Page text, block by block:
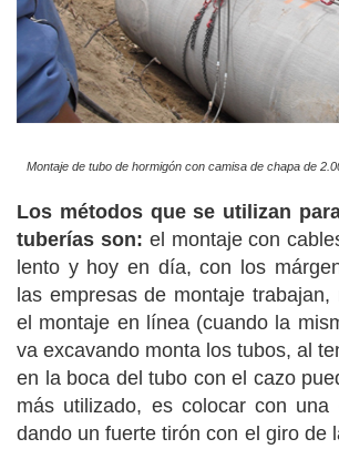
Montaje de tubo de hormigón con camisa de chapa de
Los métodos que se utilizan
tuberías son: el montaje con
lento y hoy en día, con los
las empresas de montaje
el montaje en línea (cuando la
va excavando monta los tubos, al
en la boca del tubo con el cazo
más utilizado, es colocar con una
dando un fuerte tirón con el giro de